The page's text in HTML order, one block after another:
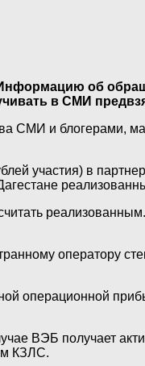
об
в СМИ
СМИ и блогерами,
участия) в
оператору
операционной
ВЭБ получает
КЗЛС.